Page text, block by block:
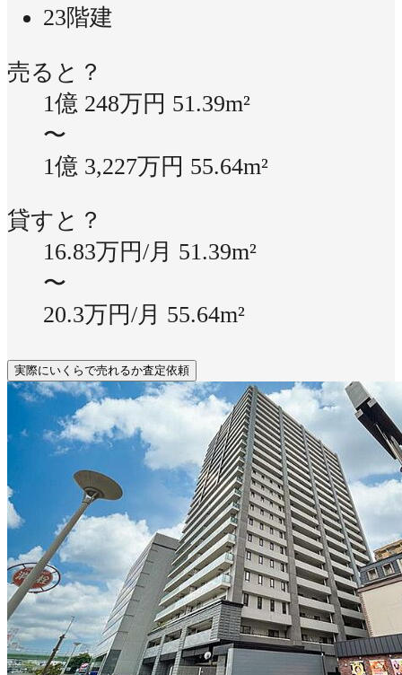
23階建
売ると？
1億 248万円 51.39m²
〜
1億 3,227万円 55.64m²
貸すと？
16.83万円/月 51.39m²
〜
20.3万円/月 55.64m²
実際にいくらで売れるか査定依頼